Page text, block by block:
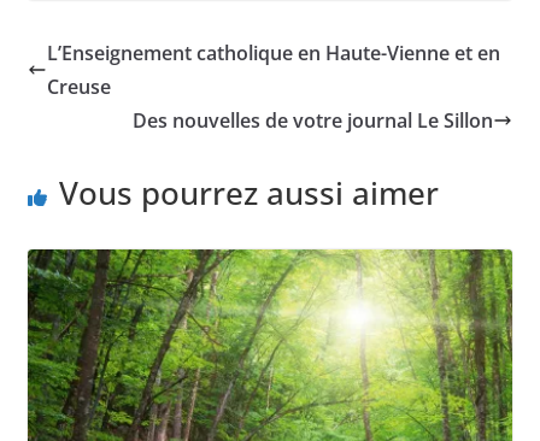
L’Enseignement catholique en Haute-Vienne et en
Creuse
Des nouvelles de votre journal Le Sillon
Vous pourrez aussi aimer